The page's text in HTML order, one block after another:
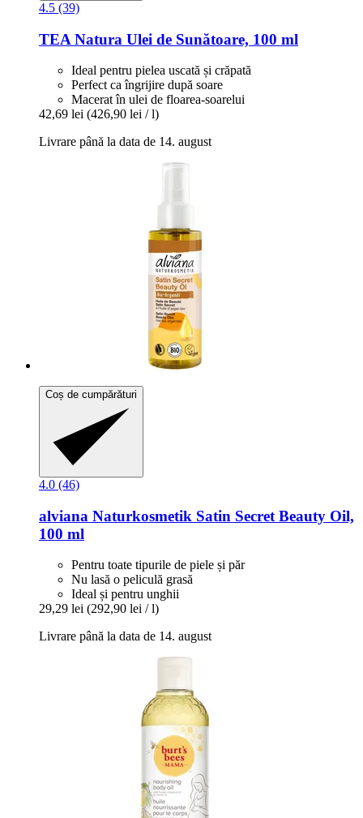
4.5 (39)
TEA Natura Ulei de Sunătoare, 100 ml
Ideal pentru pielea uscată și crăpată
Perfect ca îngrijire după soare
Macerat în ulei de floarea-soarelui
42,69 lei (426,90 lei / l)
Livrare până la data de 14. august
Coș de cumpărături
4.0 (46)
alviana Naturkosmetik Satin Secret Beauty Oil,
100 ml
Pentru toate tipurile de piele și păr
Nu lasă o peliculă grasă
Ideal și pentru unghii
29,29 lei (292,90 lei / l)
Livrare până la data de 14. august